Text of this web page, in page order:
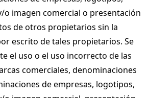
o imagen comercial o presentación
de otros propietarios sin la
escrito de tales propietarios. Se
el uso o el uso incorrecto de las
comerciales, denominaciones
de empresas, logotipos,